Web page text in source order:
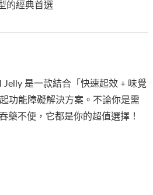
的經典首選
Jelly 是一款結合「快速起效 + 味覺
功能障礙解決方案。不論你是需
藥不便，它都是你的超值選擇！